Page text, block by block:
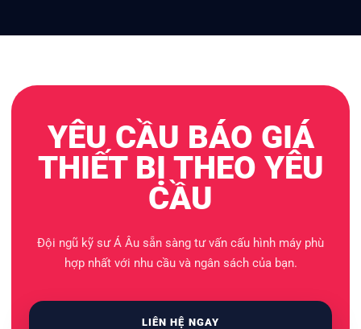
YÊU CẦU BÁO GIÁ
THIẾT BỊ THEO YÊU
CẦU
Đội ngũ kỹ sư Á Âu sẵn sàng tư vấn cấu hình máy phù
hợp nhất với nhu cầu và ngân sách của bạn.
LIÊN HỆ NGAY